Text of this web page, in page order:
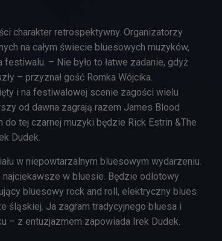
charakter retrospektywny. Organizatorzy
na całym świecie bluesowych muzyków,
– Nie było to łatwe zadanie, gdyż
– przyznał gość Romka Wójcika.
i na festiwalowej scenie zagości wielu
od dawna zagrają razem James Blood
do tej czarnej muzyki będzie Rick Estrin &The
Dudek.
w niepowtarzalnym bluesowym wydarzeniu.
w bluesie. Będzie odlotowy
bluesowy rock and roll, elektryczny blues
śląskiej. Ja zagram tradycyjnego bluesa i
– z entuzjazmem zapowiada Irek Dudek.